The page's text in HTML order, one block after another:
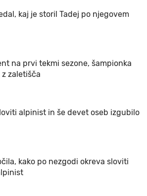
kaj je storil Tadej po njegovem
na prvi tekmi sezone, šampionka
zaletišča
alpinist in še devet oseb izgubilo
kako po nezgodi okreva sloviti